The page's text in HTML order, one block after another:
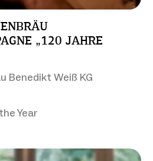
„120 JAHRE
Benedikt Weiß KG
Year